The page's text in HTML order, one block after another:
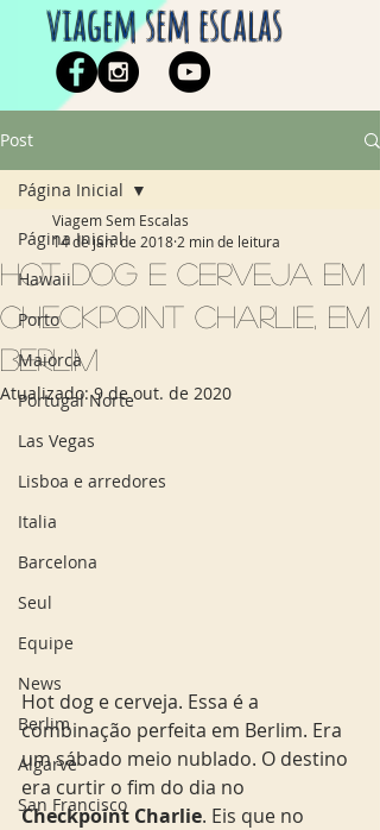
viagem sem escalas
Post
Página Inicial
Hawaii
Porto
Maiorca
Portugal Norte
Las Vegas
Lisboa e arredores
Italia
Barcelona
Seul
Equipe
News
Berlim
Algarve
San Francisco
Página Inicial
Hot dog e cerveja em
Checkpoint Charlie, em
Berlim
Viagem Sem Escalas
14 de jan. de 2018 2 min de leitura
Atualizado:9 de out. de 2020
Hot dog e cerveja. Essa é a
combinação perfeita em Berlim. Era
um sábado meio nublado. O destino
era curtir o fim do dia no
Checkpoint Charlie. Eis que no